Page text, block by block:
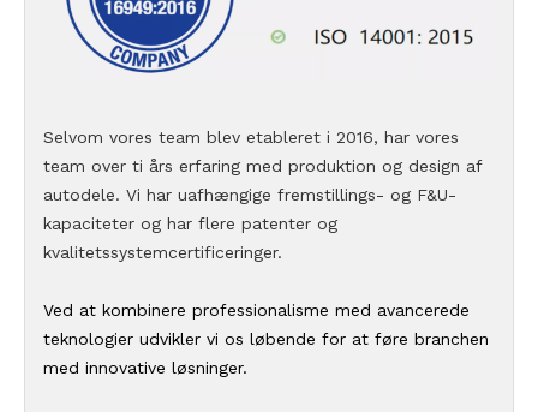
Selvom vores team blev etableret i 2016, har vores
team over ti års erfaring med produktion og design af
autodele. Vi har uafhængige fremstillings- og F&U-
kapaciteter og har flere patenter og
kvalitetssystemcertificeringer.
Ved at kombinere professionalisme med avancerede
teknologier udvikler vi os løbende for at føre branchen
med innovative løsninger.